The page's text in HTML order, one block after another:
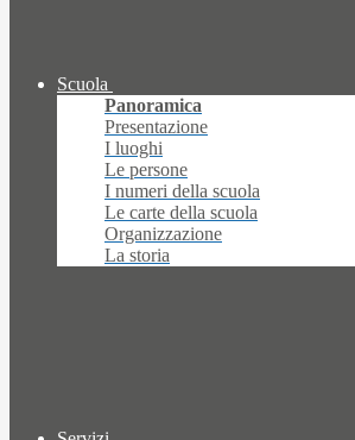
Scuola
Panoramica
Presentazione
I luoghi
Le persone
I numeri della scuola
Le carte della scuola
Organizzazione
La storia